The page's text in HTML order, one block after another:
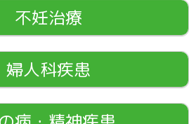
不妊治療
婦人科疾患